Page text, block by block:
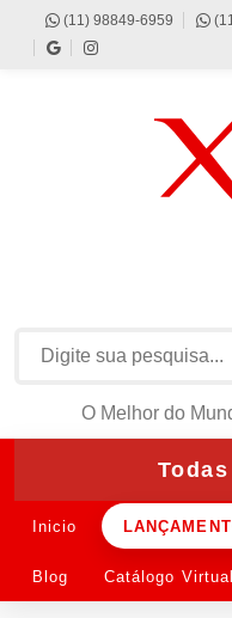
(11) 98849-6959
O Melhor do
Inicio
Blog Catálogo Virtual